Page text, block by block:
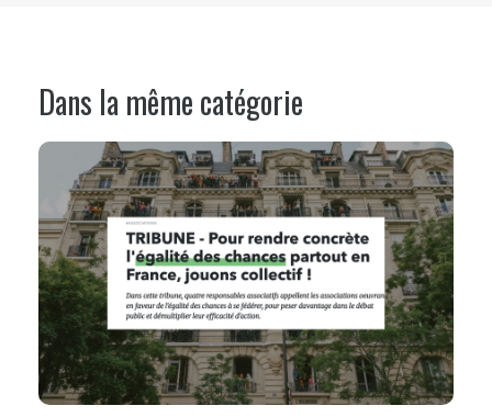
Dans la même catégorie